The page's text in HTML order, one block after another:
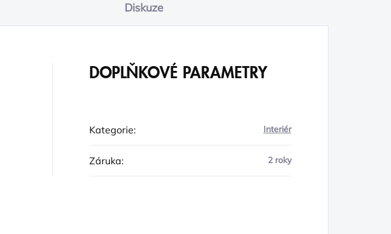
Diskuze
DOPLŇKOVÉ PARAMETRY
Kategorie: Interiér
Záruka: 2 roky